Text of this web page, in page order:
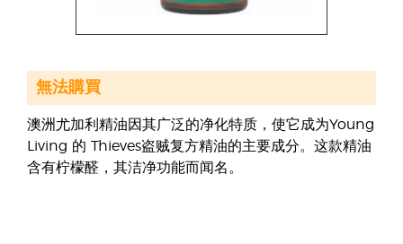
澳洲尤加利精油因其广泛的净化特质，使它成为Young
Living 的 Thieves盗贼复方精油的主要成分。这款精油
含有柠檬醛，其洁净功能而闻名。
無法購買